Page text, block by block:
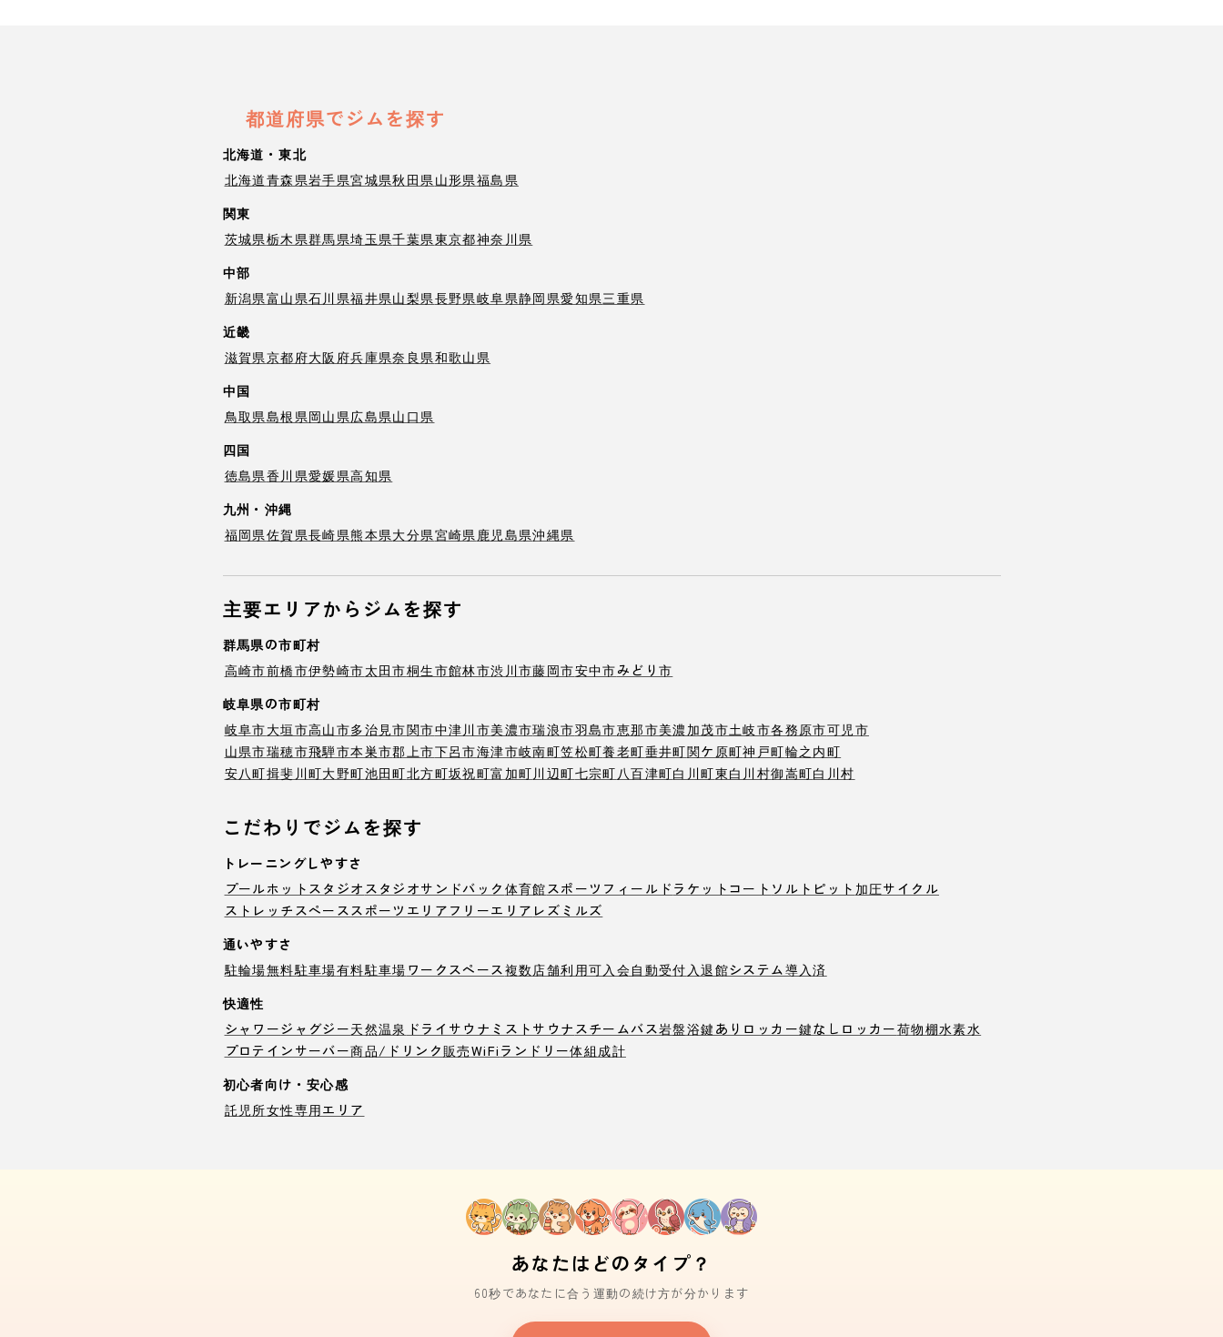
都道府県でジムを探す
北海道・東北
北海道青森県岩手県宮城県秋田県山形県福島県
関東
茨城県栃木県群馬県埼玉県千葉県東京都神奈川県
中部
新潟県富山県石川県福井県山梨県長野県岐阜県静岡県愛知県三重県
近畿
滋賀県京都府大阪府兵庫県奈良県和歌山県
中国
鳥取県島根県岡山県広島県山口県
四国
徳島県香川県愛媛県高知県
九州・沖縄
福岡県佐賀県長崎県熊本県大分県宮崎県鹿児島県沖縄県
主要エリアからジムを探す
群馬県の市町村
高崎市前橋市伊勢崎市太田市桐生市館林市渋川市藤岡市安中市みどり市
岐阜県の市町村
岐阜市大垣市高山市多治見市関市中津川市美濃市瑞浪市羽島市恵那市美濃加茂市土岐市各務原市可児市
山県市瑞穂市飛騨市本巣市郡上市下呂市海津市岐南町笠松町養老町垂井町関ケ原町神戸町輪之内町
安八町揖斐川町大野町池田町北方町坂祝町富加町川辺町七宗町 八百津町白川町東白川村御嵩町白川村
こだわりでジムを探す
トレーニングしやすさ
プールホットスタジオ スタジオサンドバック 体育館スポーツフィールド ラケットコート ソルトピット 加圧サイクル
ストレッチスペーススポーツエリア フリーエリア レズミルズ
通いやすさ
駐輪場無料駐車場有料駐車場 ワークスペース複数店舗利用可入会自動受付 入退館システム導入済
快適性
シャワージャグジー天然温泉 ドライサウナ ミストサウナ スチームバス岩盤浴鍵ありロッカー鍵なしロッカー荷物棚水素水
プロテインサーバー商品/ドリンク販売WiFi ランドリー体組成計
初心者向け・安心感
託児所女性専用エリア
あなたはどのタイプ？
60秒であなたに合う運動の続け方が分かります